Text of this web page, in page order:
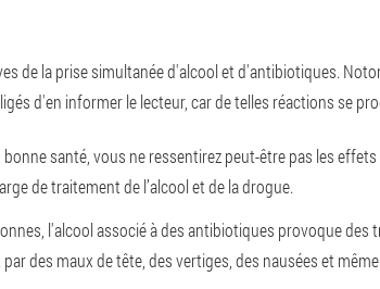
de la prise simultanée d'alcool et d'antibiotiques.
d'en informer le lecteur, car de telles réactions se
santé, vous ne ressentirez peut-être pas les
de traitement de l’alcool et de la drogue.
l'alcool associé à des antibiotiques provoque
des maux de tête, des vertiges, des nausées et